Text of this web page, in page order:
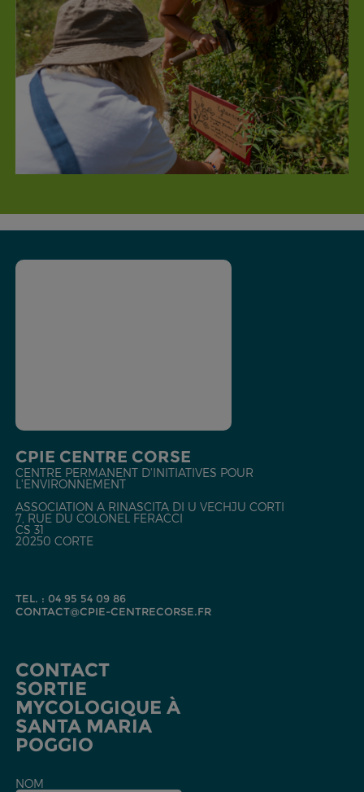
CPIE CENTRE CORSE
CENTRE PERMANENT D'INITIATIVES POUR
L'ENVIRONNEMENT
ASSOCIATION A RINASCITA DI U VECHJU CORTI
7, RUE DU COLONEL FERACCI
CS 31
20250 CORTE
TEL. : 04 95 54 09 86
CONTACT@CPIE-CENTRECORSE.FR
CONTACT
SORTIE
MYCOLOGIQUE À
SANTA MARIA
POGGIO
NOM